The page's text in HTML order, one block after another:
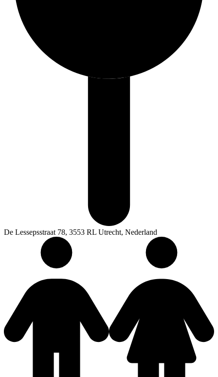
De Lessepsstraat 78, 3553 RL Utrecht, Nederland